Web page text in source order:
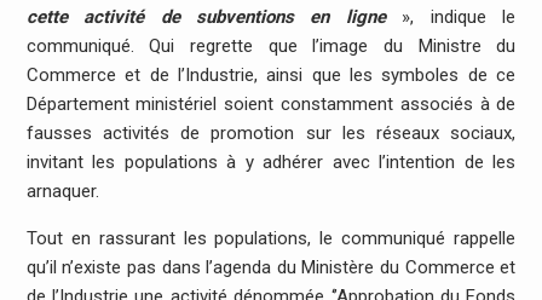
cette activité de subventions en ligne», indique le
communiqué. Qui regrette que l’image du Ministre du
Commerce et de l’Industrie, ainsi que les symboles de ce
Département ministériel soient constamment associés à de
fausses activités de promotion sur les réseaux sociaux,
invitant les populations à y adhérer avec l’intention de les
arnaquer.
Tout en rassurant les populations, le communiqué rappelle
qu’il n’existe pas dans l’agenda du Ministère du Commerce et